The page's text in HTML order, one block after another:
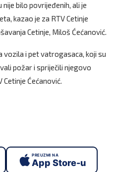
bilo povrijeđenih, ali je
kazao je za RTV Cetinje
Cetinje, Miloš Ćećanović.
vozila i pet vatrogasaca, koji su
požar i spriječili njegovo
Cetinje Ćećanović.
PREUZMI NA
App Store-u